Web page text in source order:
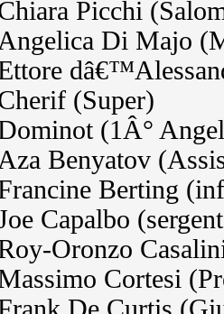
Picchi
Angelica Di Majo
(Super)
(1Â°
Aza Benyatov
Berting
Capalbo
Oronzo
Cortesi